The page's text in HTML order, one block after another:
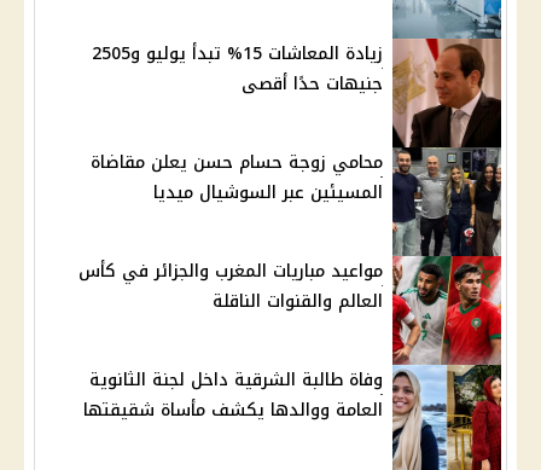
زيادة المعاشات 15% تبدأ يوليو و2505
جنيهات حدًا أقصى
محامي زوجة حسام حسن يعلن مقاضاة
المسيئين عبر السوشيال ميديا
مواعيد مباريات المغرب والجزائر في كأس
العالم والقنوات الناقلة
وفاة طالبة الشرقية داخل لجنة الثانوية
العامة ووالدها يكشف مأساة شقيقتها